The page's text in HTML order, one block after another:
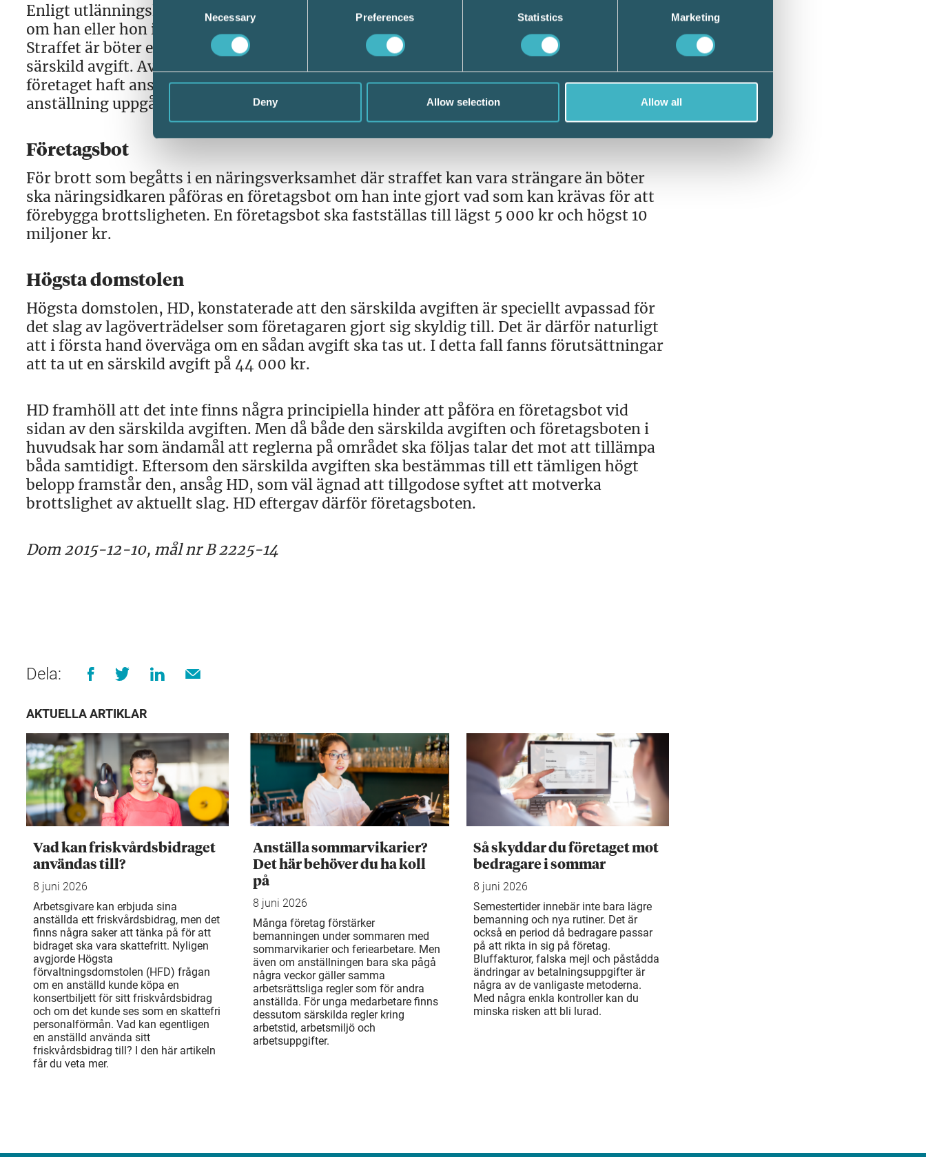
Selection
Necessary Preferences Statistics Marketing
Deny Allow selection Allow all
Enligt utlänningslagen är det straffbart för en arbetsgivare att ha en utlänning anställd,
om han eller hon inte har rätt att vistas i Sverige eller saknar föreskrivet arbetstillstånd.
Straffet är böter eller fängelse i högst ett år. Dessutom kan företagaren få betala en
särskild avgift. Avgiften uppgår till ett halvt prisbasbelopp för varje utlänning som
företaget haft anställd om anställningen har pågått i högst tre månader. Vid längre
anställning uppgår avgiften till ett helt prisbasbelopp.
Företagsbot
För brott som begåtts i en näringsverksamhet där straffet kan vara strängare än böter
ska näringsidkaren påföras en företagsbot om han inte gjort vad som kan krävas för att
förebygga brottsligheten. En företagsbot ska fastställas till lägst 5 000 kr och högst 10
miljoner kr.
Högsta domstolen
Högsta domstolen, HD, konstaterade att den särskilda avgiften är speciellt avpassad för
det slag av lagöverträdelser som företagaren gjort sig skyldig till. Det är därför naturligt
att i första hand överväga om en sådan avgift ska tas ut. I detta fall fanns förutsättningar
att ta ut en särskild avgift på 44 000 kr.
HD framhöll att det inte finns några principiella hinder att påföra en företagsbot vid
sidan av den särskilda avgiften. Men då både den särskilda avgiften och företagsboten i
huvudsak har som ändamål att reglerna på området ska följas talar det mot att tillämpa
båda samtidigt. Eftersom den särskilda avgiften ska bestämmas till ett tämligen högt
belopp framstår den, ansåg HD, som väl ägnad att tillgodose syftet att motverka
brottslighet av aktuellt slag. HD eftergav därför företagsboten.
Dom 2015-12-10, mål nr B 2225-14
Dela:
AKTUELLA ARTIKLAR
Vad kan friskvårdsbidraget
användas till?
8 juni 2026
Arbetsgivare kan erbjuda sina
anställda ett friskvårdsbidrag, men det
finns några saker att tänka på för att
bidraget ska vara skattefritt. Nyligen
avgjorde Högsta
förvaltningsdomstolen (HFD) frågan
om en anställd kunde köpa en
konsertbiljett för sitt friskvårdsbidrag
och om det kunde ses som en skattefri
personalförmån. Vad kan egentligen
en anställd använda sitt
friskvårdsbidrag till? I den här artikeln
får du veta mer.
Anställa sommarvikarier?
Det här behöver du ha koll
på
8 juni 2026
Många företag förstärker
bemanningen under sommaren med
sommarvikarier och feriearbetare. Men
även om anställningen bara ska pågå
några veckor gäller samma
arbetsrättsliga regler som för andra
anställda. För unga medarbetare finns
dessutom särskilda regler kring
arbetstid, arbetsmiljö och
arbetsuppgifter.
Så skyddar du företaget mot
bedragare i sommar
8 juni 2026
Semestertider innebär inte bara lägre
bemanning och nya rutiner. Det är
också en period då bedragare passar
på att rikta in sig på företag.
Bluffakturor, falska mejl och påstådda
ändringar av betalningsuppgifter är
några av de vanligaste metoderna.
Med några enkla kontroller kan du
minska risken att bli lurad.